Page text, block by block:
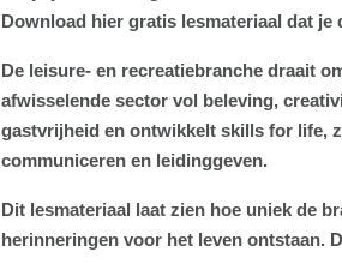
Download hier gratis lesmateriaal dat
De leisure- en recreatiebranche draait
afwisselende sector vol beleving,
gastvrijheid en ontwikkelt skills for life,
communiceren en leidinggeven.
Dit lesmateriaal laat zien hoe uniek de
herinneringen voor het leven ontstaan.